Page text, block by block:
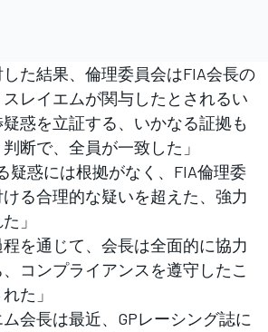
した結果、倫理委員会はFIA会長の
レイエムが関与したとされるい
惑を立証する、いかなる証拠も
断で、全員が一致した」
疑惑には根拠がなく、FIA倫理委
る合理的な疑いを超えた、強力
」
程を通じて、会長は全面的に協力
コンプライアンスを遵守したこ
た」
会長は最近、GPレーシング誌に